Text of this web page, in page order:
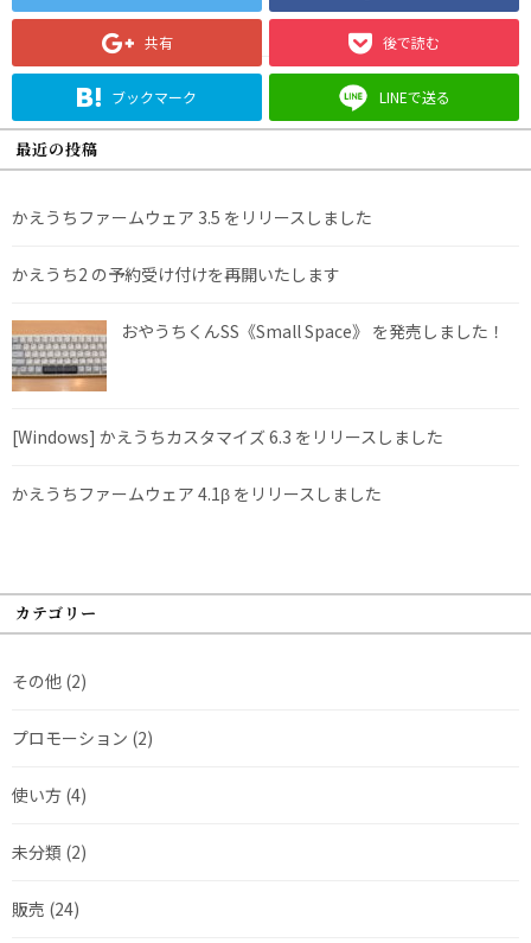
共有 後で読む
ブックマーク LINEで送る
最近の投稿
かえうちファームウェア 3.5 をリリースしました
かえうち2 の予約受け付けを再開いたします
おやうちくんSS《Small Space》 を発売しました！
[Windows] かえうちカスタマイズ 6.3 をリリースしました
かえうちファームウェア 4.1β をリリースしました
カテゴリー
その他 (2)
プロモーション (2)
使い方 (4)
未分類 (2)
販売 (24)